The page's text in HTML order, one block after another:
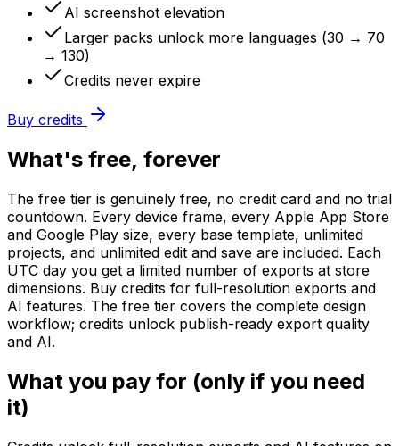
AI screenshot elevation
Larger packs unlock more languages (30 → 70
→ 130)
Credits never expire
Buy credits
What's free, forever
The free tier is genuinely free, no credit card and no trial
countdown. Every device frame, every Apple App Store
and Google Play size, every base template, unlimited
projects, and unlimited edit and save are included. Each
UTC day you get a limited number of exports at store
dimensions. Buy credits for full-resolution exports and
AI features. The free tier covers the complete design
workflow; credits unlock publish-ready export quality
and AI.
What you pay for (only if you need
it)